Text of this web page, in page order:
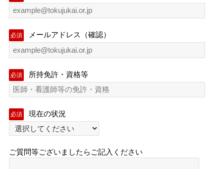
必須 メールアドレス（確認）
必須 所持免許・資格等
必須 現在の状況
ご質問等ございましたらご記入ください